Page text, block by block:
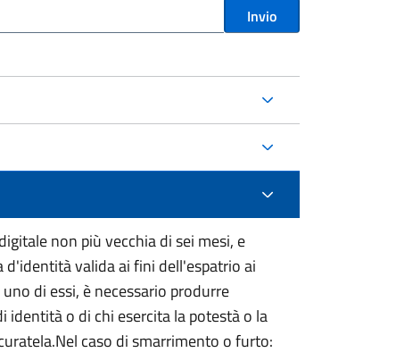
Invio
non più vecchia di sei mesi, e
valida ai fini dell'espatrio ai
di essi, è necessario produrre
identità o di chi esercita la potestà o la
caso di smarrimento o furto: